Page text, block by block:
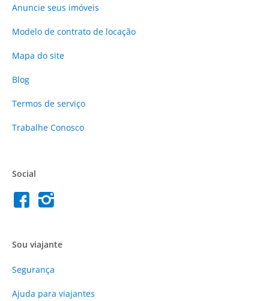
Anuncie seus imóveis
Modelo de contrato de locação
Mapa do site
Blog
Termos de serviço
Trabalhe Conosco
Social
Sou viajante
Segurança
Ajuda para viajantes